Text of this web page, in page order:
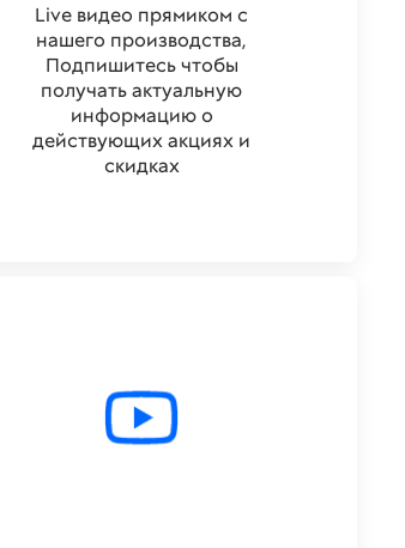
Live видео прямиком с
нашего производства,
Подпишитесь чтобы
получать актуальную
информацию о
действующих акциях и
скидках